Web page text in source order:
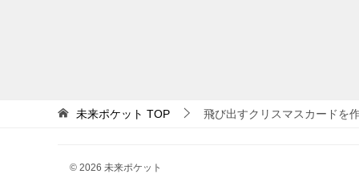
未来ポケット TOP 飛び出すクリスマスカードを
© 2026 未来ポケット